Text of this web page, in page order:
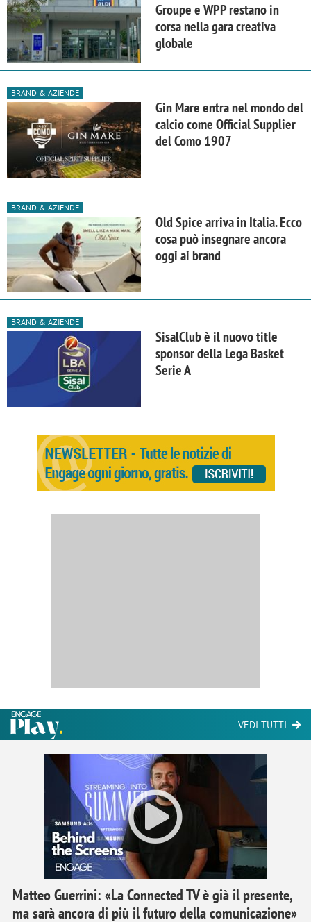
Groupe e WPP restano in
corsa nella gara creativa
globale
BRAND & AZIENDE
Gin Mare entra nel mondo del
calcio come Official Supplier
del Como 1907
BRAND & AZIENDE
Old Spice arriva in Italia. Ecco
cosa può insegnare ancora
oggi ai brand
BRAND & AZIENDE
SisalClub è il nuovo title
sponsor della Lega Basket
Serie A
VEDI TUTTI
Matteo Guerrini: «La Connected TV è già il presente,
ma sarà ancora di più il futuro della comunicazione»